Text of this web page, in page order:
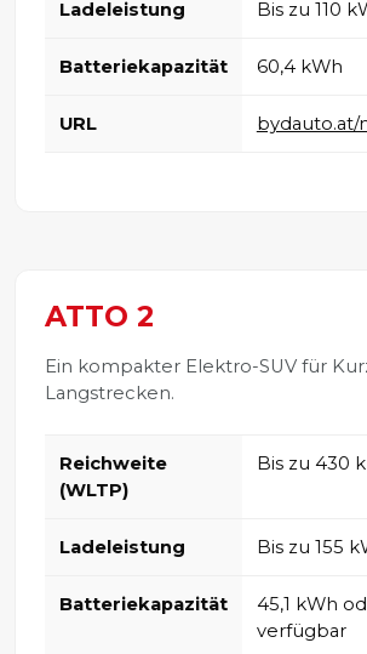
Ladeleistung Bis zu 110
Batteriekapazität 60,4 kWh
URL
ATTO 2
Ein kompakter Elektro-SUV für
Langstrecken.
Reichweite
(WLTP)
Bis zu 430
Ladeleistung Bis zu 155
Batteriekapazität
45,1 kWh
verfügbar